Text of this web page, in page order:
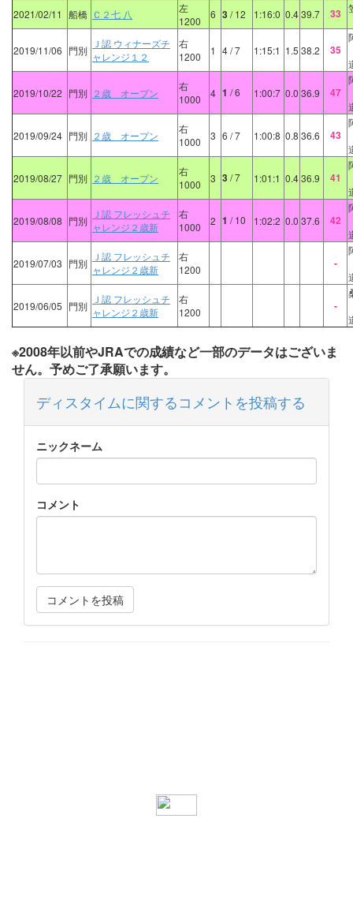
2021/02/11 船橋 Ｃ２七 八
左
1200
6 3/ 12 1:16:0 0.439.7 33
2019/11/06 門別
Ｊ認 ウィナーズチ
ャレンジ１２
右
1200
1 4/ 7 1:15:1 1.5 38.2 35
2019/10/22 門別 ２歳 オープン
右
1000
4 1 / 6 1:00:7 0.0 36.9 47
2019/09/24 門別 ２歳 オープン
右
1000
3 6 / 7 1:00:8 0.8 36.6 43
2019/08/27 門別 ２歳 オープン
右
1000
3 3/ 7 1:01:1 0.436.9 41
2019/08/08 門別
Ｊ認 フレッシュチ
ャレンジ２歳新
右
1000
2 1 / 10 1:02:2 0.0 37.6 42
2019/07/03 門別
Ｊ認 フレッシュチ
ャレンジ２歳新
右
1200
-
2019/06/05 門別
Ｊ認 フレッシュチ
ャレンジ２歳新
右
1200
-
※2008年以前やJRAでの成績など一部のデータはございま
せん。予めご了承願います。
ディスタイムに関するコメントを投稿する
ニックネーム
コメント